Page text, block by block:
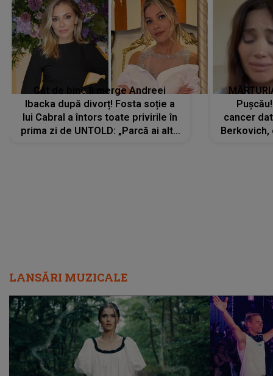
Cât de bine îi merge Andreei
Ibacka după divorț! Fosta soție a
lui Cabral a întors toate privirile în
prima zi de UNTOLD: „Parcă ai altă
cancer
Berkovich,
LANSĂRI MUZICALE